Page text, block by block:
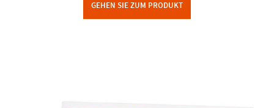
GEHEN SIE ZUM PRODUKT